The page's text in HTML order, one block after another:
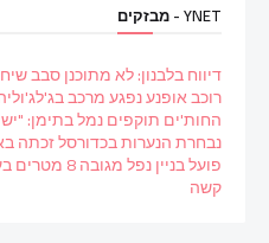
YNET - מבזקים
דיווח בלבנון: לא מתוכנן סבב
רוכב אופנע נפגע מרכב
החות'ים תוקפים נמל בתימן:
נבחרת הנערות בכדורסל זכתה
פועל בניין
קשה